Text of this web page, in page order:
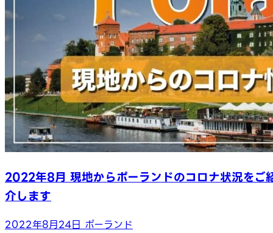
2022年8月 現地からポーランドのコロナ状況をご
介します
2022年8月24日 ポーランド